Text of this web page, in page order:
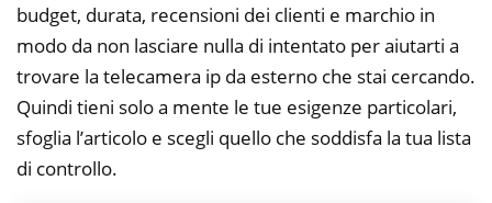
budget, durata, recensioni dei clienti e marchio in
modo da non lasciare nulla di intentato per aiutarti a
trovare la telecamera ip da esterno che stai cercando.
Quindi tieni solo a mente le tue esigenze particolari,
sfoglia l’articolo e scegli quello che soddisfa la tua lista
di controllo.